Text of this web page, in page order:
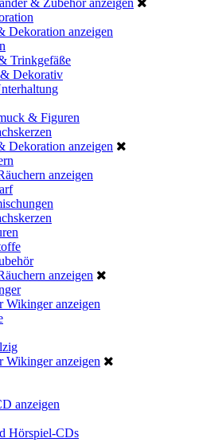
& Zubehör anzeigen
Dekoration anzeigen
Trinkgefäße
Dekorativ
& Figuren
Dekoration anzeigen
anzeigen
anzeigen
Wikinger anzeigen
Wikinger anzeigen
anzeigen
Hörspiel-CDs